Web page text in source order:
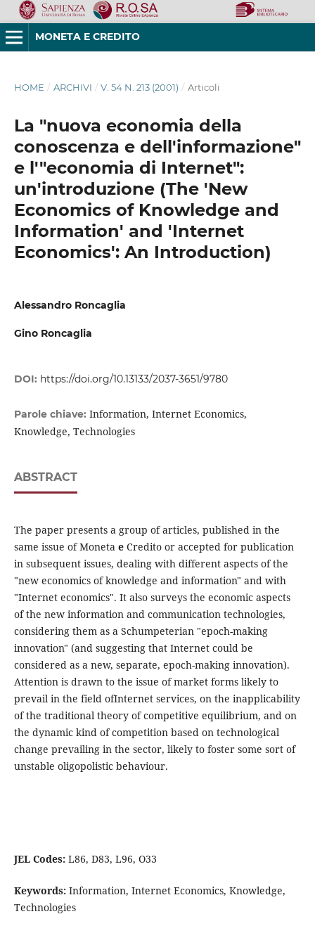
MONETA E CREDITO
HOME / ARCHIVI / V. 54 N. 213 (2001) / Articoli
La "nuova economia della
conoscenza e dell'informazione"
e l'"economia di Internet":
un'introduzione (The 'New
Economics of Knowledge and
Information' and 'Internet
Economics': An Introduction)
Alessandro Roncaglia
Gino Roncaglia
DOI: https://doi.org/10.13133/2037-3651/9780
Parole chiave: Information, Internet Economics,
Knowledge, Technologies
ABSTRACT
The paper presents a group of articles, published in the
same issue of Moneta eCredito or accepted for publication
in subsequent issues, dealing with different aspects of the
"new economics of knowledge and information" and with
"Internet economics". It also surveys the economic aspects
of the new information and communication technologies,
considering them as a Schumpeterian "epoch-making
innovation" (and suggesting that Internet could be
considered as a new, separate, epoch-making innovation).
Attention is drawn to the issue of market forms likely to
prevail in the field ofInternet services, on the inapplicability
of the traditional theory of competitive equilibrium, and on
the dynamic kind of competition based on technological
change prevailing in the sector, likely to foster some sort of
unstable oligopolistic behaviour.
JEL Codes:L86, D83, L96, O33
Keywords:Information, Internet Economics, Knowledge,
Technologies